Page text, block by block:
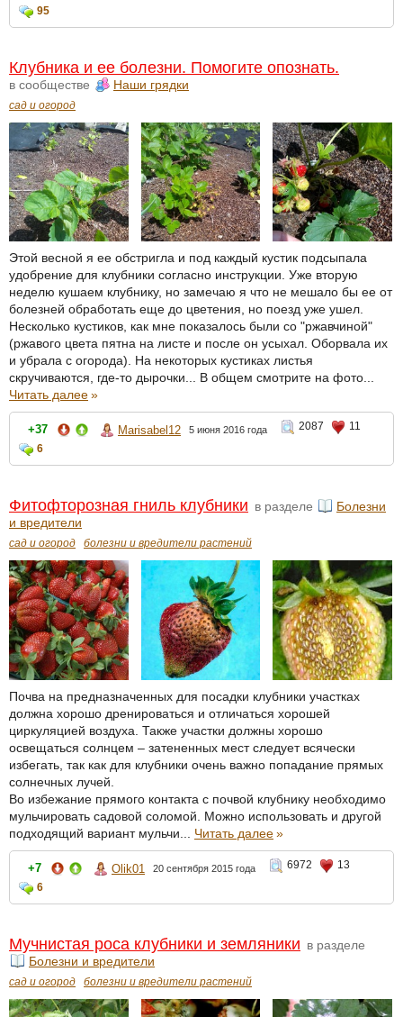
95
Клубника и ее болезни. Помогите опознать.
в сообществе Наши грядки
сад и огород
Этой весной я ее обстригла и под каждый кустик подсыпала
удобрение для клубники согласно инструкции. Уже вторую
неделю кушаем клубнику, но замечаю я что не мешало бы ее от
болезней обработать еще до цветения, но поезд уже ушел.
Несколько кустиков, как мне показалось были со "ржавчиной"
(ржавого цвета пятна на листе и после он усыхал. Оборвала их
и убрала с огорода). На некоторых кустиках листья
скручиваются, где-то дырочки... В общем смотрите на фото...
Читать далее»
+37 Marisabel12 5 июня 2016 года 2087
11
6
Фитофторозная гниль клубники в разделе
Болезни
и вредители
сад и огород болезни и вредители растений
Почва на предназначенных для посадки клубники участках
должна хорошо дренироваться и отличаться хорошей
циркуляцией воздуха. Также участки должны хорошо
освещаться солнцем – затененных мест следует всячески
избегать, так как для клубники очень важно попадание прямых
солнечных лучей.
Во избежание прямого контакта с почвой клубнику необходимо
мульчировать садовой соломой. Можно использовать и другой
подходящий вариант мульчи... Читать далее»
+7 Olik01 20 сентября 2015 года 6972
13
6
Мучнистая роса клубники и земляники в разделе
Болезни и вредители
сад и огород болезни и вредители растений